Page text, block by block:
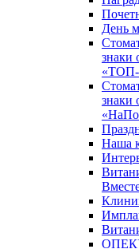
День
знаки
«ТОП-
знаки
Наша